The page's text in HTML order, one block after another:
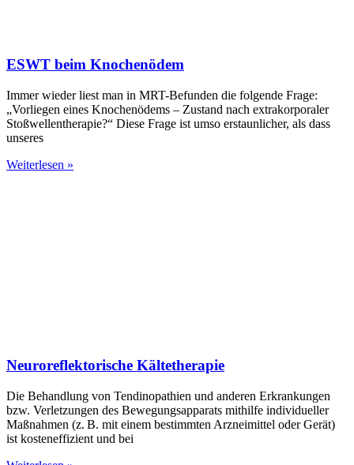
ESWT beim Knochenödem
Immer wieder liest man in MRT-Befunden die folgende Frage:
„Vorliegen eines Knochenödems – Zustand nach extrakorporaler
Stoßwellentherapie?“ Diese Frage ist umso erstaunlicher, als dass
unseres
Weiterlesen »
Neuroreflektorische Kältetherapie
Die Behandlung von Tendinopathien und anderen Erkrankungen
bzw. Verletzungen des Bewegungsapparats mithilfe individueller
Maßnahmen (z. B. mit einem bestimmten Arzneimittel oder Gerät)
ist kosteneffizient und bei